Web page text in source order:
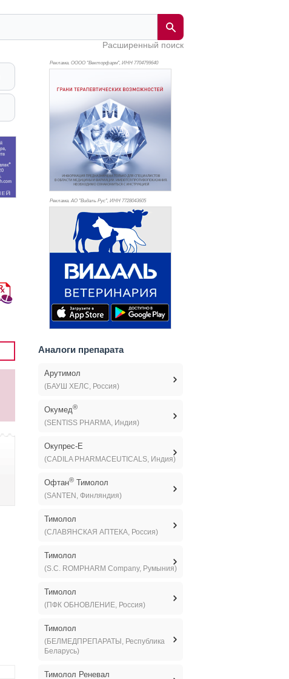
Расширенный поиск
Реклама. ОООО "Векторфарм", ИНН 7704799640
Реклама. АО "Видаль Рус", ИНН 7728043605
Аналоги препарата
Арутимол
(БАУШ ХЕЛС, Россия)
Окумед®
(SENTISS PHARMA, Индия)
Окупрес-Е
(CADILA PHARMACEUTICALS, Индия)
Офтан®Тимолол
(SANTEN, Финляндия)
Тимолол
(СЛАВЯНСКАЯ АПТЕКА, Россия)
Тимолол
(S.C. ROMPHARM Company, Румыния)
Тимолол
(ПФК ОБНОВЛЕНИЕ, Россия)
Тимолол
(БЕЛМЕДПРЕПАРАТЫ, Республика
Беларусь)
Тимолол Реневал